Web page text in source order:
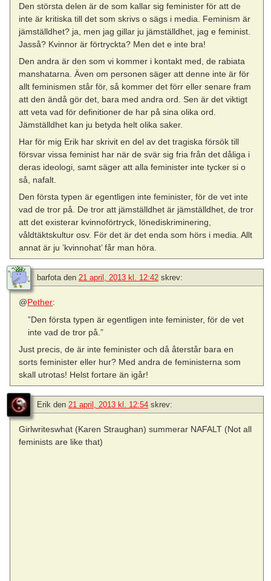
Den största delen är de som kallar sig feminister för att de
inte är kritiska till det som skrivs o sägs i media. Feminism är
jämställdhet? ja, men jag gillar ju jämställdhet, jag e feminist.
Jasså? Kvinnor är förtryckta? Men det e inte bra!
Den andra är den som vi kommer i kontakt med, de rabiata
manshatarna. Även om personen säger att denne inte är för
allt feminismen står för, så kommer det förr eller senare fram
att den ändå gör det, bara med andra ord. Sen är det viktigt
att veta vad för definitioner de har på sina olika ord.
Jämställdhet kan ju betyda helt olika saker.
Har för mig Erik har skrivit en del av det tragiska försök till
försvar vissa feminist har när de svär sig fria från det dåliga i
deras ideologi, samt säger att alla feminister inte tycker si o
så, nafalt.
Den första typen är egentligen inte feminister, för de vet inte
vad de tror på. De tror att jämställdhet är jämställdhet, de tror
att det existerar kvinnoförtryck, lönediskriminering,
våldtäktskultur osv. För det är det enda som hörs i media. Allt
annat är ju ’kvinnohat’ får man höra.
barfotaden 21 april, 2013 kl. 12:42 skrev:
@Pether:
”Den första typen är egentligen inte feminister, för de vet
inte vad de tror på.”
Just precis, de är inte feminister och då återstår bara en
sorts feminister eller hur? Med andra de feministerna som
skall utrotas! Helst fortare än igår!
Erik den 21 april, 2013 kl. 12:54 skrev:
Girlwriteswhat (Karen Straughan) summerar NAFALT (Not all
feminists are like that)